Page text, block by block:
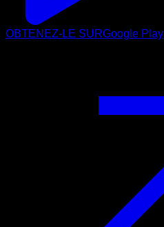
OBTENEZ-LE SURGoogle Play